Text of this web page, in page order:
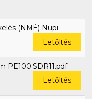
(NMÉ) Nupi
Letöltés
PE100 SDR11.pdf
Letöltés